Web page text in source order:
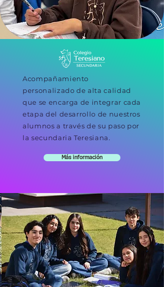
Acompañamiento
personalizado de alta calidad
que se encarga de integrar cada
etapa del desarrollo de nuestros
alumnos a través de su paso por
la secundaria Teresiana.
Más información